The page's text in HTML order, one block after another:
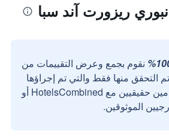
ريزورت آند سبا
نقوم بجمع وعرض التقييمات من
التحقق منها فقط والتي تم إجراؤها
بواسطة مستخدمين حقيقيين مع HotelsCombined أو
الموثوقين.